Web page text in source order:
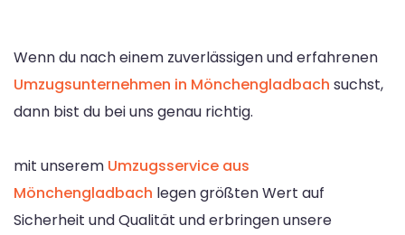
Wenn du nach einem zuverlässigen und erfahrenen
Umzugsunternehmen in Mönchengladbach suchst,
dann bist du bei uns genau richtig.
mit unserem Umzugsservice aus
Mönchengladbach legen größten Wert auf
Sicherheit und Qualität und erbringen unsere